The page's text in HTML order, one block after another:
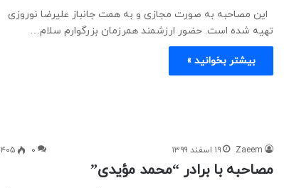
این مصاحبه به صورت مجازی و به همت جانباز علیرضا نوروزی
تهیه شده است. حضور ارزشمند همرزمان بزرگوارم سلام…
بیشتر بخوانید »
Zaeem ۱۹ اسفند ۱۳۹۹ ۰ ۴۰۵
مصاحبه با برادر “محمد مؤیدی”